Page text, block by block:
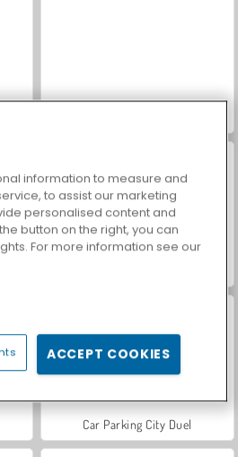
Car Parking City Duel
information to measure and
to assist our marketing
personalised content and
button on the right, you can
For more information see our
ACCEPT COOKIES